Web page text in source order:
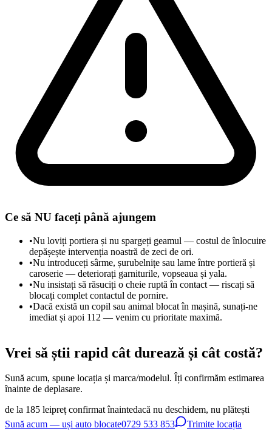
Ce să NU faceți până ajungem
•Nu loviți portiera și nu spargeți geamul — costul de înlocuire
depășește intervenția noastră de zeci de ori.
•Nu introduceți sârme, șurubelnițe sau lame între portieră și
caroserie — deteriorați garniturile, vopseaua și yala.
•Nu insistați să răsuciți o cheie ruptă în contact — riscați să
blocați complet contactul de pornire.
•Dacă există un copil sau animal blocat în mașină, sunați-ne
imediat și apoi 112 — venim cu prioritate maximă.
Vrei să știi rapid cât durează și cât costă?
Sună acum, spune locația și marca/modelul. Îți confirmăm estimarea
înainte de deplasare.
de la 185 leipreț confirmat înaintedacă nu deschidem, nu plătești
Sună acum — uși auto blocate0729 533 853 Trimite locația